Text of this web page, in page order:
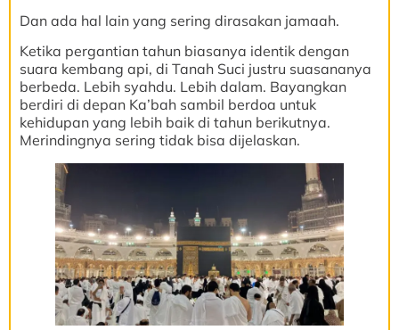
Dan ada hal lain yang sering dirasakan jamaah.
Ketika pergantian tahun biasanya identik dengan
suara kembang api, di Tanah Suci justru suasananya
berbeda. Lebih syahdu. Lebih dalam. Bayangkan
berdiri di depan Ka’bah sambil berdoa untuk
kehidupan yang lebih baik di tahun berikutnya.
Merindingnya sering tidak bisa dijelaskan.